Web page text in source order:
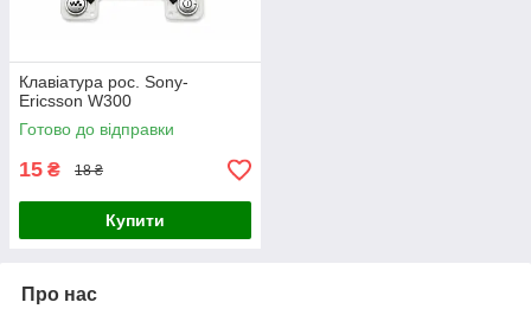
Клавіатура рос. Sony-
Ericsson W300
Готово до відправки
15 ₴ 18 ₴
Купити
Про нас